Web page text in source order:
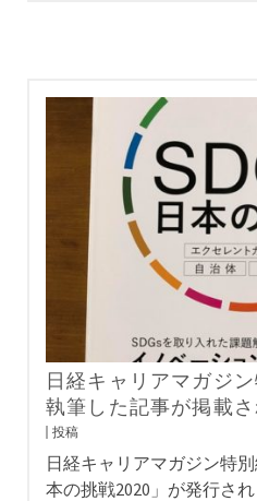
日経キャリアマガジ
執筆した記事が掲載さ
投稿
日経キャリアマガジン特
本の挑戦2020」が発行さ